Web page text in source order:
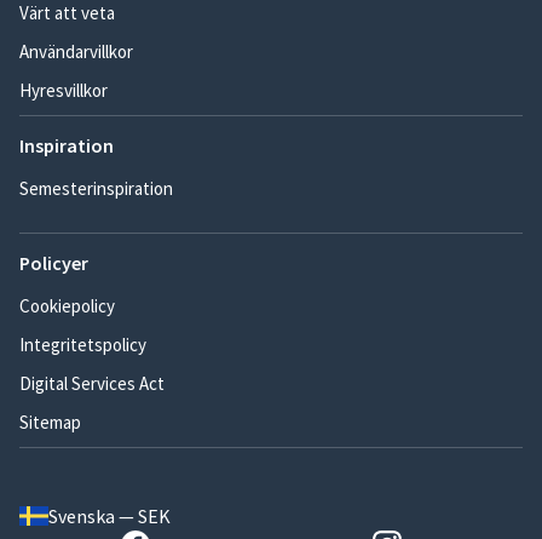
Värt att veta
Användarvillkor
Hyresvillkor
Inspiration
Semesterinspiration
Policyer
Cookiepolicy
Integritetspolicy
Digital Services Act
Sitemap
Svenska — SEK